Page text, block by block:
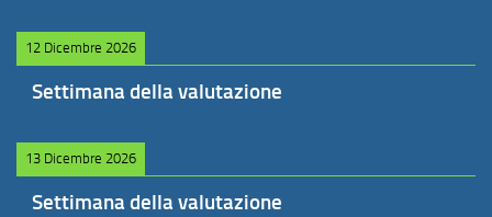
12 Dicembre 2026
Settimana della valutazione
13 Dicembre 2026
Settimana della valutazione